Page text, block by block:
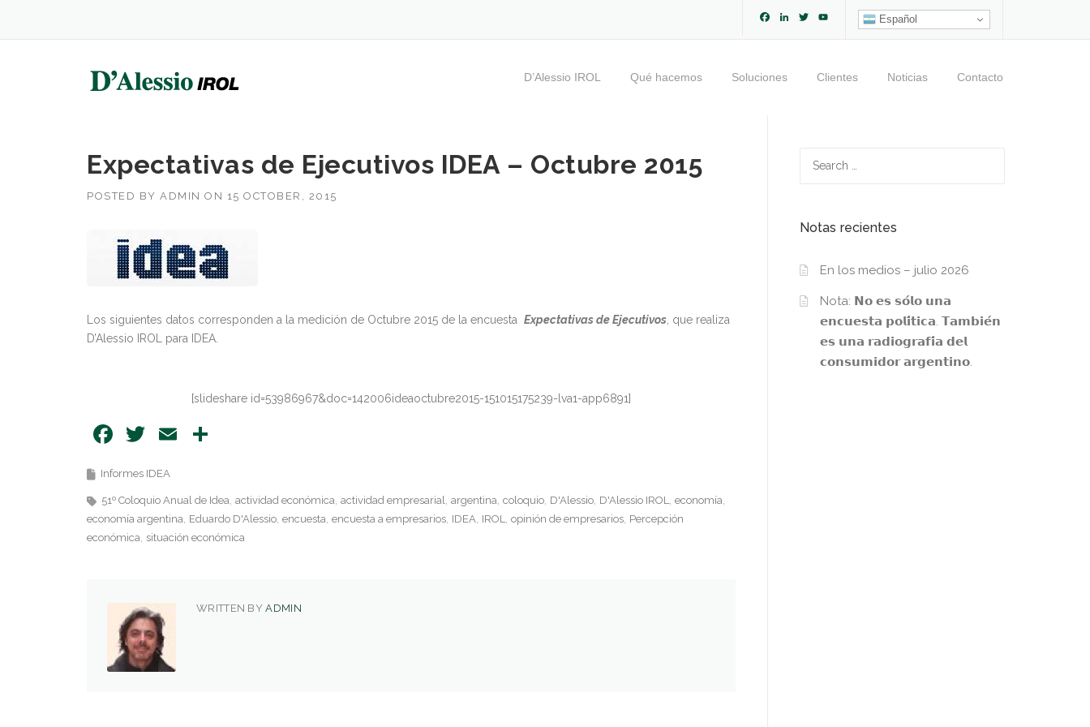
Español
Facebook
LinkedIn
TwitterYouTube
Channel
D’Alessio IROL Qué hacemos Soluciones Clientes Noticias Contacto
Expectativas de Ejecutivos IDEA – Octubre 2015
POSTED BY ADMIN ON 15 OCTOBER, 2015
Los siguientes datos corresponden a la medición de Octubre 2015 de la encuesta Expectativas de Ejecutivos , que realiza
D’Alessio IROL para IDEA.
[slideshare id=53986967&doc=142006ideaoctubre2015-151015175239-lva1-app6891]
Facebook
Twitter
Email
Informes IDEA
51º Coloquio Anual de Idea actividad económica actividad empresarial argentina coloquio D'Alessio D'Alessio IROL economía
economía argentina Eduardo D'Alessio encuesta encuesta a empresarios IDEA IROL opinión de empresarios Percepción
económica situación económica
WRITTEN BYADMIN
Notas recientes
En los medios – julio 2026
Nota: 𝗡𝗼 𝗲𝘀 𝘀𝗼́𝗹𝗼 𝘂𝗻𝗮
𝗲𝗻𝗰𝘂𝗲𝘀𝘁𝗮 𝗽𝗼𝗹𝗶́𝘁𝗶𝗰𝗮. 𝗧𝗮𝗺𝗯𝗶𝗲́𝗻
𝗲𝘀 𝘂𝗻𝗮 𝗿𝗮𝗱𝗶𝗼𝗴𝗿𝗮𝗳𝗶́𝗮 𝗱𝗲𝗹
𝗰𝗼𝗻𝘀𝘂𝗺𝗶𝗱𝗼𝗿 𝗮𝗿𝗴𝗲𝗻𝘁𝗶𝗻𝗼.